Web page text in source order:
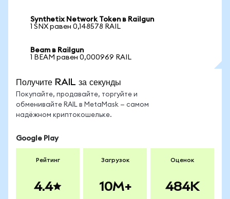
Synthetix Network Token в Railgun
1 SNX равен 0,148578 RAIL
Beam в Railgun
1 BEAM равен 0,000969 RAIL
Получите RAIL за секунды
Покупайте, продавайте, торгуйте и
обменивайте RAIL в MetaMask — самом
надёжном криптокошельке.
Google Play
Рейтинг
4.4
Загрузок
10M+
Оценок
484K